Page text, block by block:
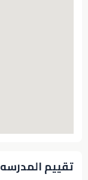
تقييم المدرسه